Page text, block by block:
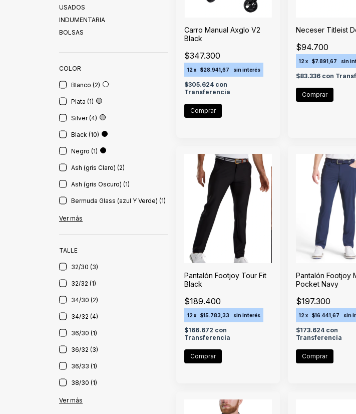
USADOS
INDUMENTARIA
BOLSAS
COLOR
Blanco (2)
Plata (1)
Silver (4)
Black (10)
Negro (1)
Ash (gris Claro) (2)
Ash (gris Oscuro) (1)
Bermuda Glass (azul Y Verde) (1)
Ver más
TALLE
32/30 (3)
32/32 (1)
34/30 (2)
34/32 (4)
36/30 (1)
36/32 (3)
36/33 (1)
38/30 (1)
Ver más
Carro Manual Axglo V2
Black
$347.300
12 x $28.941,67 sin interés
$305.624 con
Transferencia
Neceser Titleist
$94.700
12 x $7.891,67 sin
$83.336 con
Pantalón Footjoy Tour Fit
Black
$189.400
12 x $15.783,33 sin interés
$166.672 con
Transferencia
Comprar
Pantalón Footjoy
Pocket Navy
$197.300
12 x $16.441,67 sin
$173.624 con
Transferencia
Comprar